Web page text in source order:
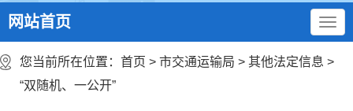
网站首页
您当前所在位置： 首页 > 市交通运输局 > 其他法定信息 >
“双随机、一公开”